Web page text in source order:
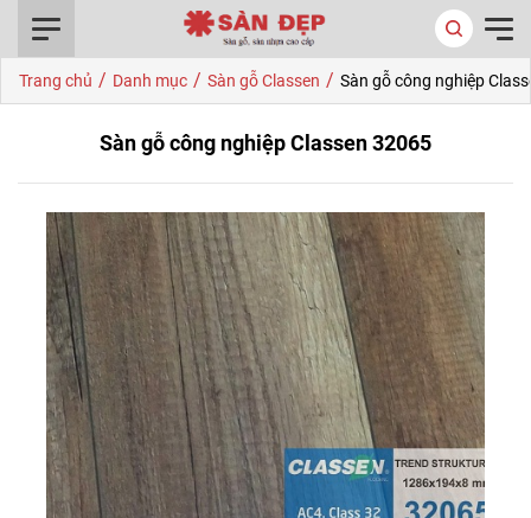
Trang chủ / Danh mục / Sàn gỗ Classen / Sàn gỗ công nghiệp
Sàn gỗ công nghiệp Classen 32065